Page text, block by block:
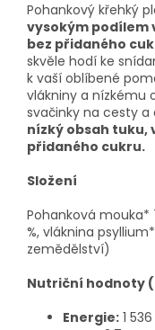
Pohankový křehký
vysokým podílem
bez přidaného
skvěle hodí ke
k vaší oblíbené
vlákniny a nízkému
svačinky na cesty a
nízký obsah tuku,
přidaného cukru.
Složení
Pohanková mouka*
%, vláknina
zemědělství)
Nutriční hodnoty
Energie: 1